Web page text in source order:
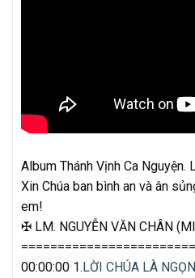
Album Thánh Vịnh Ca Nguyện.
Xin Chúa ban bình an và ân
em!
✠ LM. NGUYỄN VĂN CHÂN
00:00:00 1.LỜI CHÚA LÀ